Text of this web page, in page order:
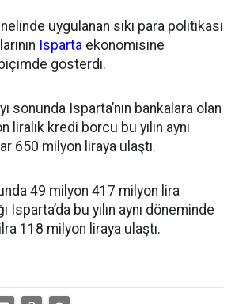
uygulanan sıkı para politikası
Isparta ekonomisine
biçimde gösterdi.
sonunda Isparta’nın bankalara olan
liralık kredi borcu bu yılın aynı
650 milyon liraya ulaştı.
49 milyon 417 milyon lira
Isparta’da bu yılın aynı döneminde
118 milyon liraya ulaştı.